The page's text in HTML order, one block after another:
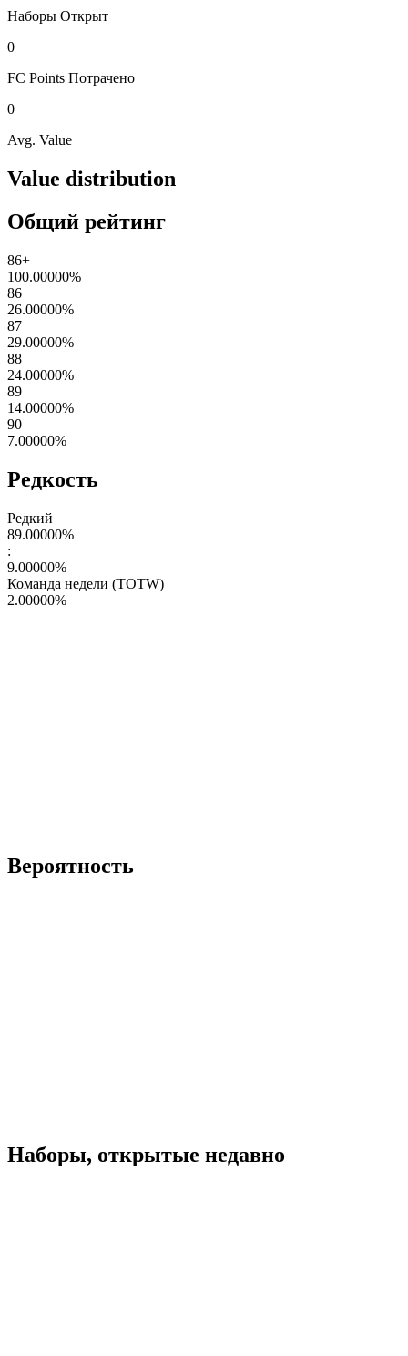
Наборы Открыт
0
FC Points Потрачено
0
Avg. Value
Value distribution
Общий рейтинг
86+
100.00000%
86
26.00000%
87
29.00000%
88
24.00000%
89
14.00000%
90
7.00000%
Редкость
Редкий
89.00000%
:
9.00000%
Команда недели (TOTW)
2.00000%
Вероятность
Наборы, открытые недавно